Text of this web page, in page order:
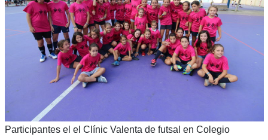
Participantes el el Clínic Valenta de futsal en Colegio